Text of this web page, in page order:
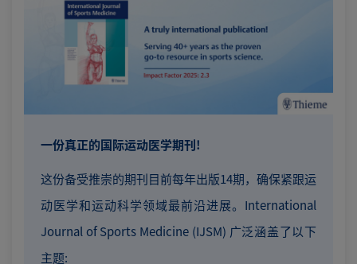
一份真正的国际运动医学期刊!
这份备受推崇的期刊目前每年出版14期，确保紧跟运
动医学和运动科学领域最前沿进展。International
Journal of Sports Medicine (IJSM) 广泛涵盖了以下
主题: